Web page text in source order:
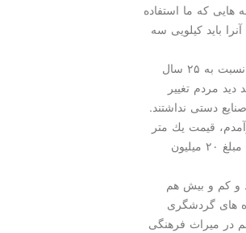
هایی كه ما استفاده
باید كیلویی سه
این بافنده كه حدود ۲۵ سال است در این حوزه كار می كند، می گوید: هم اكنون نسبت به ۲۵ سال
مردم تغییر
دستی نداشتند.
قیمت یك متر
پارچه زربفت ۳۰ هزار تومان بود و كسی آنرا نمی خرید اما هم اكنون پارچه ای با مبلغ ۲۰ میلیون
و كم و بیش هم
های گردشگری
در میراث فرهنگی